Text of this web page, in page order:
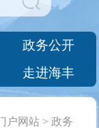
政务公开
走进海丰
户网站 >政务